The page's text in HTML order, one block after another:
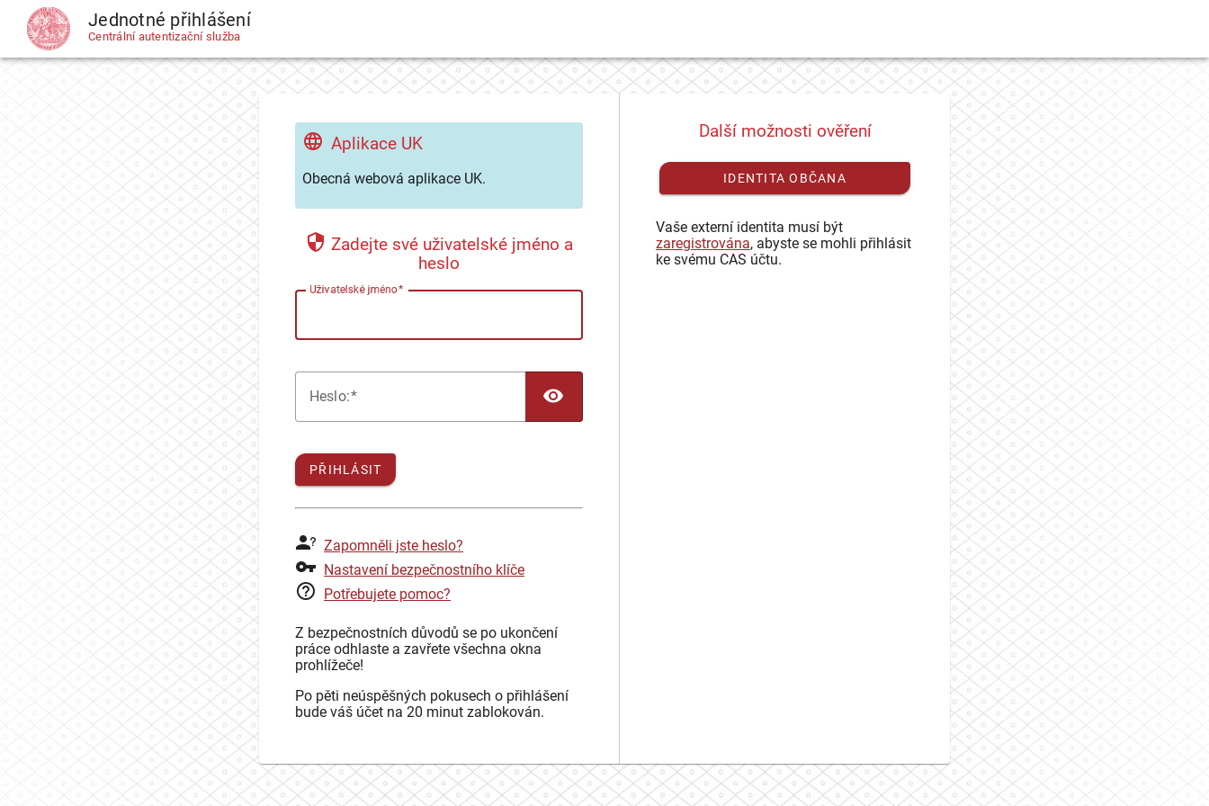
CAS Jednotné přihlášení
Centrální autentizační služba
Aplikace UK
Obecná webová aplikace UK.
Zadejte své uživatelské jméno a
heslo
Uživatelské jméno
Heslo:
PŘIHLÁSIT
Zapomněli jste heslo?
Nastavení bezpečnostního klíče
Potřebujete pomoc?
Z bezpečnostních důvodů se po ukončení
práce odhlaste a zavřete všechna okna
prohlížeče!
Po pěti neúspěšných pokusech o přihlášení
bude váš účet na 20 minut zablokován.
Další možnosti ověření
IDENTITA OBČANA
Vaše externí identita musí být
zaregistrována, abyste se mohli přihlásit
ke svému CAS účtu.